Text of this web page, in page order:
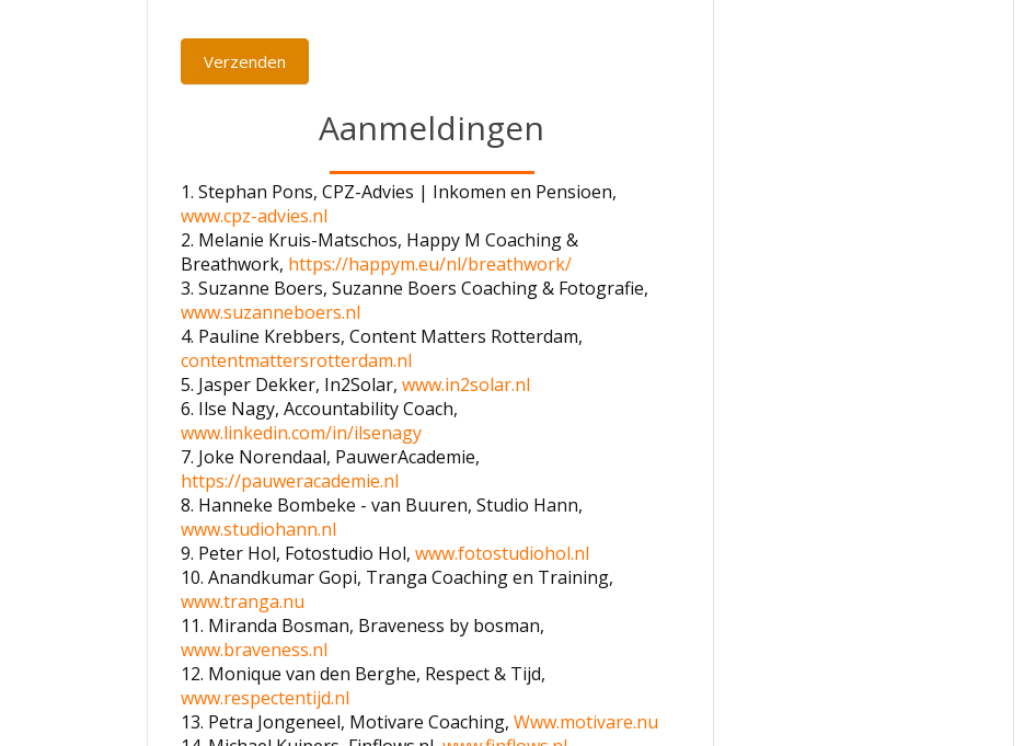
a
d
l
d
l
e
e
g
:
.
Verzenden
Aanmeldingen
1. Stephan Pons, CPZ-Advies | Inkomen en Pensioen,
www.cpz-advies.nl
2. Melanie Kruis-Matschos, Happy M Coaching &
Breathwork, https://happym.eu/nl/breathwork/
3. Suzanne Boers, Suzanne Boers Coaching & Fotografie,
www.suzanneboers.nl
4. Pauline Krebbers, Content Matters Rotterdam,
contentmattersrotterdam.nl
5. Jasper Dekker, In2Solar,www.in2solar.nl
6. Ilse Nagy, Accountability Coach,
www.linkedin.com/in/ilsenagy
7. Joke Norendaal, PauwerAcademie,
https://pauweracademie.nl
8. Hanneke Bombeke - van Buuren, Studio Hann,
www.studiohann.nl
9. Peter Hol, Fotostudio Hol,www.fotostudiohol.nl
10. Anandkumar Gopi, Tranga Coaching en Training,
www.tranga.nu
11. Miranda Bosman, Braveness by bosman,
www.braveness.nl
12. Monique van den Berghe, Respect & Tijd,
www.respectentijd.nl
13. Petra Jongeneel, Motivare Coaching,Www.motivare.nu